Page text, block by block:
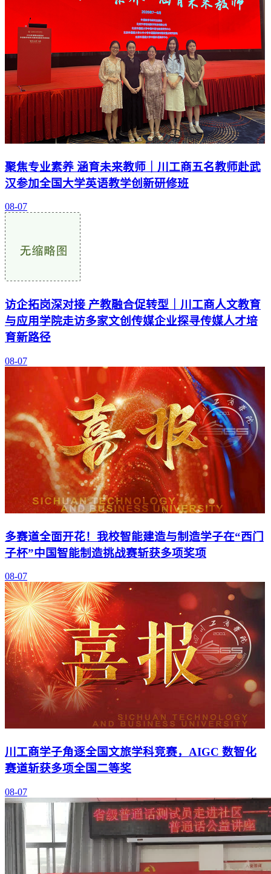
聚焦专业素养 涵育未来教师｜川工商五名教师赴武
汉参加全国大学英语教学创新研修班
08-07
访企拓岗深对接 产教融合促转型｜川工商人文教育
与应用学院走访多家文创传媒企业探寻传媒人才培
育新路径
08-07
多赛道全面开花！我校智能建造与制造学子在“西门
子杯”中国智能制造挑战赛斩获多项奖项
08-07
川工商学子角逐全国文旅学科竞赛，AIGC 数智化
赛道斩获多项全国二等奖
08-07